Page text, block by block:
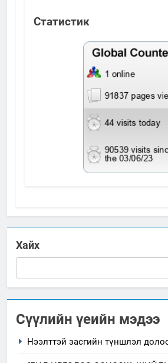
Статистик
Хайх
Сүүлийн үеийн мэдээ
Нээлттэй засгийн түншлэл